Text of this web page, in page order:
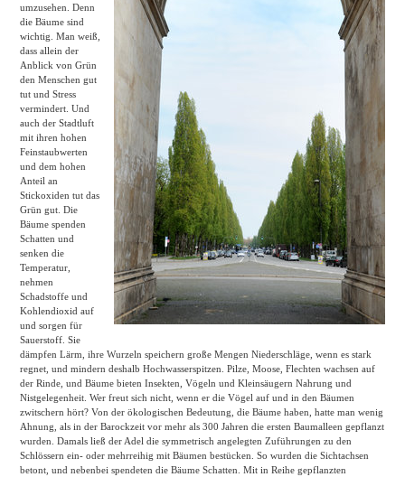
umzusehen. Denn
die Bäume sind
wichtig. Man weiß,
dass allein der
Anblick von Grün
den Menschen gut
tut und Stress
vermindert. Und
auch der Stadtluft
mit ihren hohen
Feinstaubwerten
und dem hohen
Anteil an
Stickoxiden tut das
Grün gut. Die
Bäume spenden
Schatten und
senken die
Temperatur,
nehmen
Schadstoffe und
Kohlendioxid auf
und sorgen für
Sauerstoff. Sie
dämpfen Lärm, ihre Wurzeln speichern große Mengen Niederschläge, wenn es stark
regnet, und mindern deshalb Hochwasserspitzen. Pilze, Moose, Flechten wachsen auf
der Rinde, und Bäume bieten Insekten, Vögeln und Kleinsäugern Nahrung und
Nistgelegenheit. Wer freut sich nicht, wenn er die Vögel auf und in den Bäumen
zwitschern hört? Von der ökologischen Bedeutung, die Bäume haben, hatte man wenig
Ahnung, als in der Barockzeit vor mehr als 300 Jahren die ersten Baumalleen gepflanzt
wurden. Damals ließ der Adel die symmetrisch angelegten Zuführungen zu den
Schlössern ein- oder mehrreihig mit Bäumen bestücken. So wurden die Sichtachsen
betont, und nebenbei spendeten die Bäume Schatten. Mit in Reihe gepflanzten